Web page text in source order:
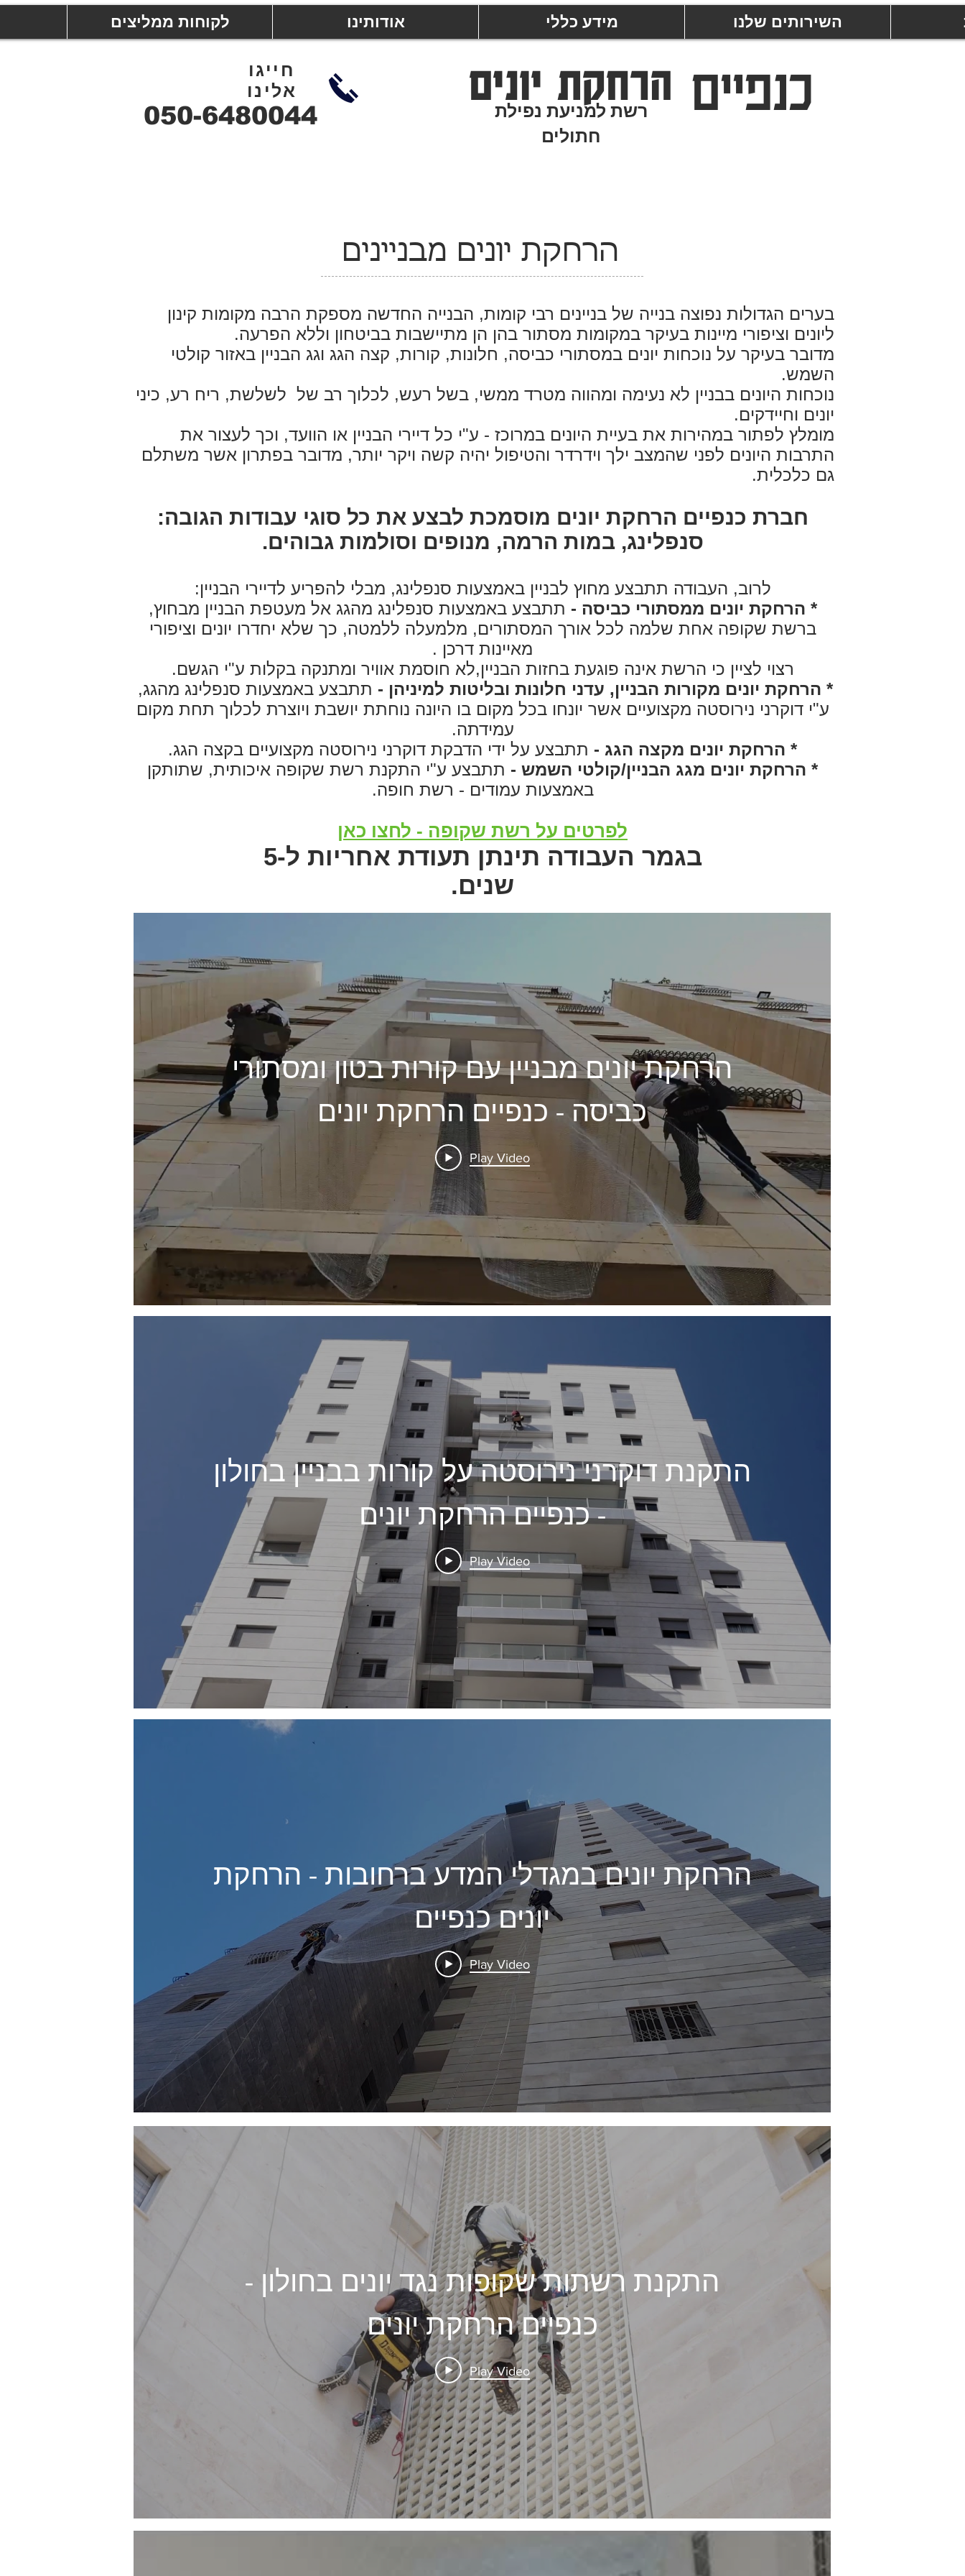
השירותים שלנו מידע כללי אודותינו לקוחות ממליצים
חייגו
אלינו
050-6480044
הרחקת יונים
רשת למניעת נפילת
חתולים
הרחקת יונים מבניינים
בערים הגדולות נפוצה בנייה של בניינים רבי קומות, הבנייה החדשה מספקת הרבה מקומות קינון
ליונים וציפורי מיינות בעיקר במקומות מסתור בהן הן מתיישבות בביטחון וללא הפרעה.
מדובר בעיקר על נוכחות יונים במסתורי כביסה, חלונות, קורות, קצה הגג וגג הבניין באזור קולטי
השמש.
נוכחות היונים בבניין לא נעימה ומהווה מטרד ממשי, בשל רעש, לכלוך רב של לשלשת, ריח רע, כיני
יונים וחיידקים.
מומלץ לפתור במהירות את בעיית היונים במרוכז - ע"י כל דיירי הבניין או הוועד, וכך לעצור את
התרבות היונים לפני שהמצב ילך וידרדר והטיפול יהיה קשה ויקר יותר, מדובר בפתרון אשר משתלם
גם כלכלית.
חברת כנפיים הרחקת יונים מוסמכת לבצע את כל סוגי עבודות הגובה:
סנפלינג, במות הרמה, מנופים וסולמות גבוהים.
לרוב, העבודה תתבצע מחוץ לבניין באמצעות סנפלינג, מבלי להפריע לדיירי הבניין:
* הרחקת יונים ממסתורי כביסה - תתבצע באמצעות סנפלינג מהגג אל מעטפת הבניין מבחוץ,
ברשת שקופה אחת שלמה לכל אורך המסתורים, מלמעלה ללמטה, כך שלא יחדרו יונים וציפורי
מאיינות דרכן .
רצוי לציין כי הרשת אינה פוגעת בחזות הבניין,לא חוסמת אוויר ומתנקה בקלות ע"י הגשם.
* הרחקת יונים מקורות הבניין, עדני חלונות ובליטות למיניהן - תתבצע באמצעות סנפלינג מהגג,
ע"י דוקרני נירוסטה מקצועיים אשר יונחו בכל מקום בו היונה נוחתת יושבת ויוצרת לכלוך תחת מקום
עמידתה.
* הרחקת יונים מקצה הגג - תתבצע על ידי הדבקת דוקרני נירוסטה מקצועיים בקצה הגג.
* הרחקת יונים מגג הבניין/קולטי השמש - תתבצע ע"י התקנת רשת שקופה איכותית, שתותקן
באמצעות עמודים - רשת חופה.
לפרטים על רשת שקופה - לחצו כאן
בגמר העבודה תינתן תעודת אחריות ל-5
שנים.
הרחקת יונים מבניין עם קורות בטון ומסתורי
כביסה - כנפיים הרחקת יונים
Play Video
התקנת דוקרני נירוסטה על קורות בבניין בחולון
- כנפיים הרחקת יונים
Play Video
הרחקת יונים במגדלי המדע ברחובות - הרחקת
יונים כנפיים
Play Video
התקנת רשתות שקופות נגד יונים בחולון -
כנפיים הרחקת יונים
Play Video